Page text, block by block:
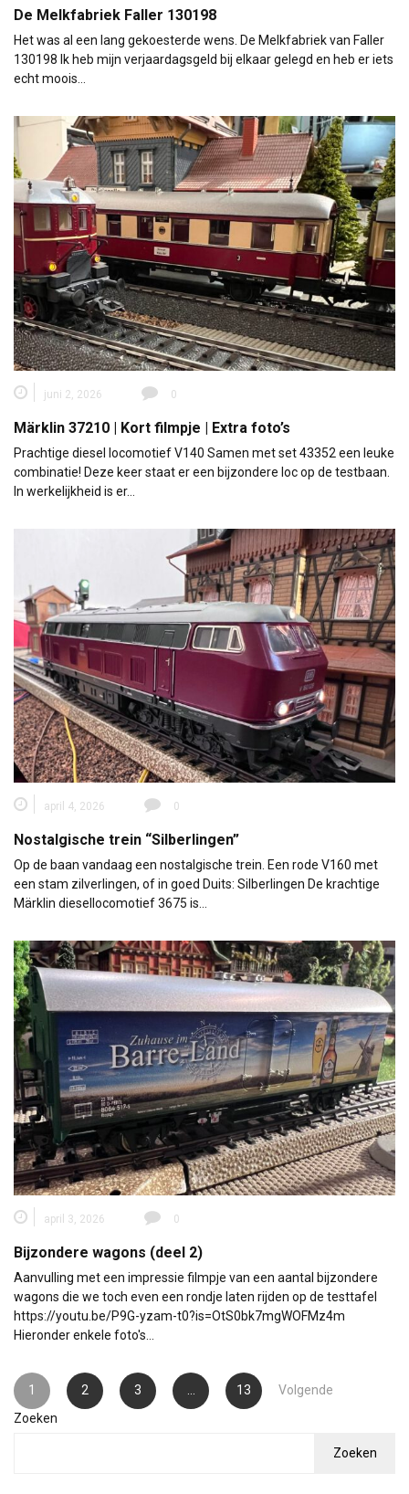
De Melkfabriek Faller 130198
Het was al een lang gekoesterde wens. De Melkfabriek van Faller
130198 Ik heb mijn verjaardagsgeld bij elkaar gelegd en heb er iets
echt moois…
juni 2, 2026 0
Märklin 37210 | Kort filmpje | Extra foto’s
Prachtige diesel locomotief V140 Samen met set 43352 een leuke
combinatie! Deze keer staat er een bijzondere loc op de testbaan.
In werkelijkheid is er…
april 4, 2026 0
Nostalgische trein “Silberlingen”
Op de baan vandaag een nostalgische trein. Een rode V160 met
een stam zilverlingen, of in goed Duits: Silberlingen De krachtige
Märklin diesellocomotief 3675 is…
april 3, 2026 0
Bijzondere wagons (deel 2)
Aanvulling met een impressie filmpje van een aantal bijzondere
wagons die we toch even een rondje laten rijden op de testtafel
https://youtu.be/P9G-yzam-t0?is=OtS0bk7mgWOFMz4m
Hieronder enkele foto's…
Berichten
paginering
1 2 3 13
Volgende
Zoeken
Zoeken